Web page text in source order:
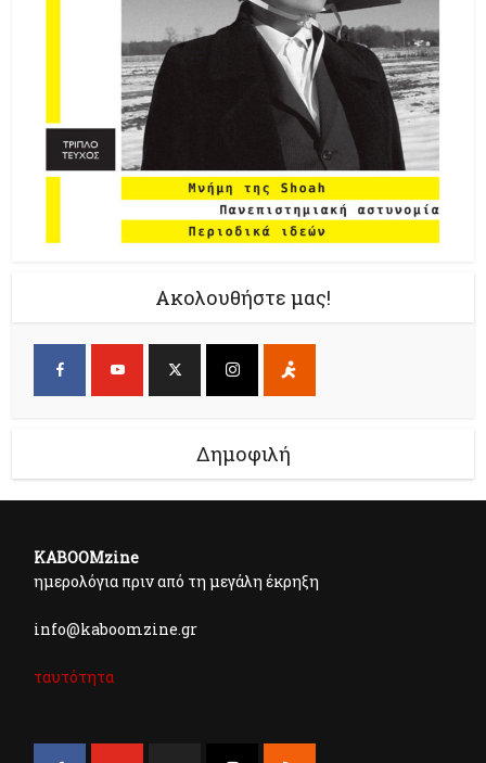
Ακολουθήστε μας!
Δημοφιλή
KABOOMzine
ημερολόγια πριν από τη μεγάλη έκρηξη
info@kaboomzine.gr
ταυτότητα